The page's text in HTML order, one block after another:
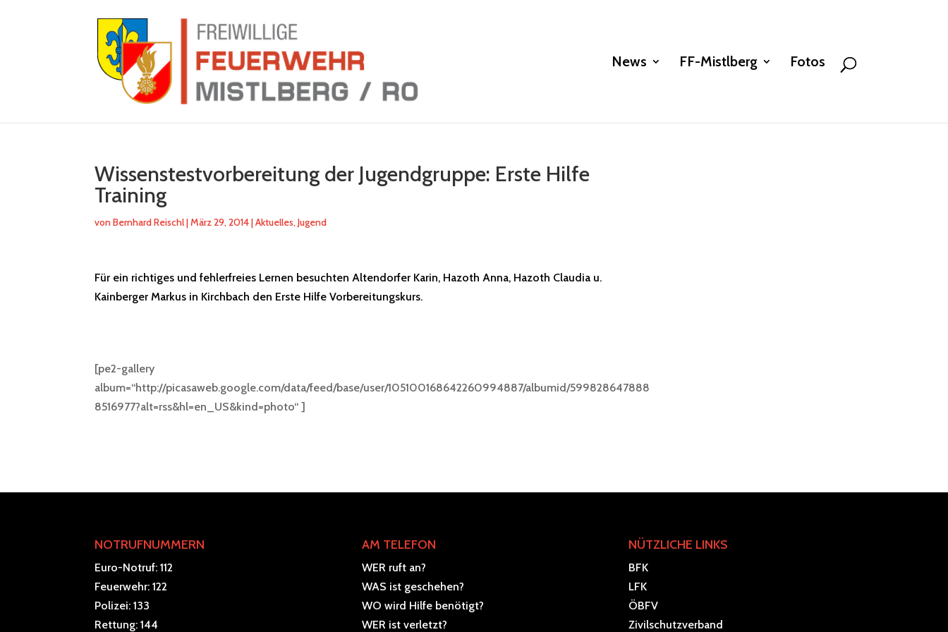
News FF-Mistlberg Fotos
Wissenstestvorbereitung der Jugendgruppe: Erste Hilfe
Training
vonBernhard Reischl|März 29, 2014|Aktuelles,Jugend
Für ein richtiges und fehlerfreies Lernen besuchten Altendorfer Karin, Hazoth Anna, Hazoth Claudia u.
Kainberger Markus in Kirchbach den Erste Hilfe Vorbereitungskurs.
[pe2-gallery
album=“http://picasaweb.google.com/data/feed/base/user/105100168642260994887/albumid/599828647888
8516977?alt=rss&hl=en_US&kind=photo“ ]
NOTRUFNUMMERN
Euro-Notruf: 112
Feuerwehr: 122
Polizei: 133
Rettung: 144
AM TELEFON
WER ruft an?
WAS ist geschehen?
WO wird Hilfe benötigt?
WER ist verletzt?
NÜTZLICHE LINKS
BFK
LFK
ÖBFV
Zivilschutzverband